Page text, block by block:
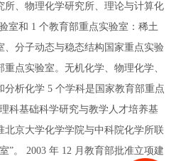
所、物理化学研究所、理论与计算化
室和 1 个教育部重点实验室：稀土
、分子动态与稳态结构国家重点实验
点实验室。无机化学、物理化学、
析化学 5 个学科是国家教育部重点
科基础科学研究与教学人才培养基
北京大学化学学院与中科院化学所联
”。 2003 年 12 月教育部批准立项建